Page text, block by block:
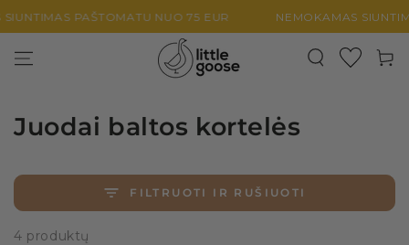
PEREITI PRIE
TURINIOPAŠTOMATU NUO 75 EUR NEMOKAMAS
Juodai baltos kortelės
FILTRUOTI IR RUŠIUOTI
4 produktų